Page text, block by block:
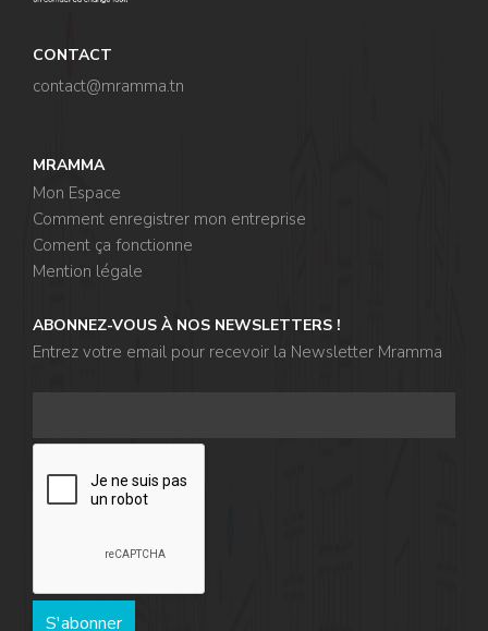
CONTACT
contact@mramma.tn
MRAMMA
Mon Espace
Comment enregistrer mon entreprise
Coment ça fonctionne
Mention légale
ABONNEZ-VOUS À NOS NEWSLETTERS !
Entrez votre email pour recevoir la Newsletter Mramma
S'abonner